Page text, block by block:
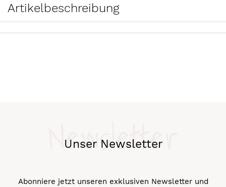
Artikelbeschreibung
Unser Newsletter
Newsletter
Abonniere jetzt unseren exklusiven Newsletter und